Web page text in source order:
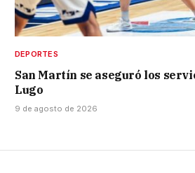
DEPORTES
San Martín se aseguró los
Lugo
9 de agosto de 2026